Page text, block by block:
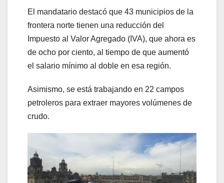
El mandatario destacó que 43 municipios de la
frontera norte tienen una reducción del
Impuesto al Valor Agregado (IVA), que ahora es
de ocho por ciento, al tiempo de que aumentó
el salario mínimo al doble en esa región.
Asimismo, se está trabajando en 22 campos
petroleros para extraer mayores volúmenes de
crudo.